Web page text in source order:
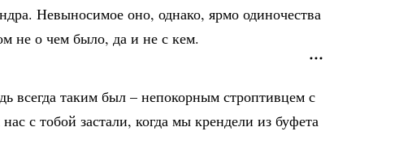
Невыносимое оно, однако, ярмо одиночества
не о чем было, да и не с кем.
всегда таким был – непокорным строптивцем с
с тобой застали, когда мы крендели из буфета